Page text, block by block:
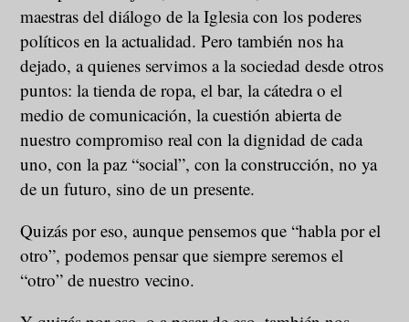
maestras del diálogo de la Iglesia con los poderes
políticos en la actualidad. Pero también nos ha
dejado, a quienes servimos a la sociedad desde otros
puntos: la tienda de ropa, el bar, la cátedra o el
medio de comunicación, la cuestión abierta de
nuestro compromiso real con la dignidad de cada
uno, con la paz “social”, con la construcción, no ya
de un futuro, sino de un presente.
Quizás por eso, aunque pensemos que “habla por el
otro”, podemos pensar que siempre seremos el
“otro” de nuestro vecino.